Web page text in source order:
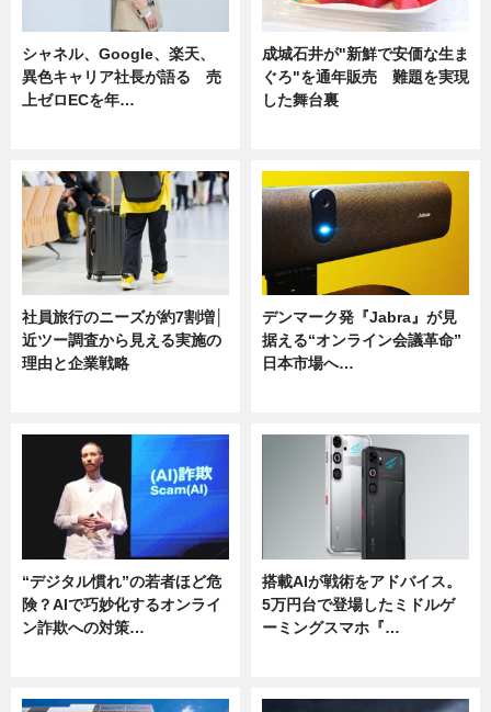
シャネル、Google、楽天、
異色キャリア社長が語る 売
上ゼロECを年…
成城石井が"新鮮で安価な生ま
ぐろ"を通年販売 難題を実現
した舞台裏
社員旅行のニーズが約7割増│
近ツー調査から見える実施の
理由と企業戦略
デンマーク発『Jabra』が見
据える“オンライン会議革命”
日本市場へ…
“デジタル慣れ”の若者ほど危
険？AIで巧妙化するオンライ
ン詐欺への対策…
搭載AIが戦術をアドバイス。
5万円台で登場したミドルゲ
ーミングスマホ『…